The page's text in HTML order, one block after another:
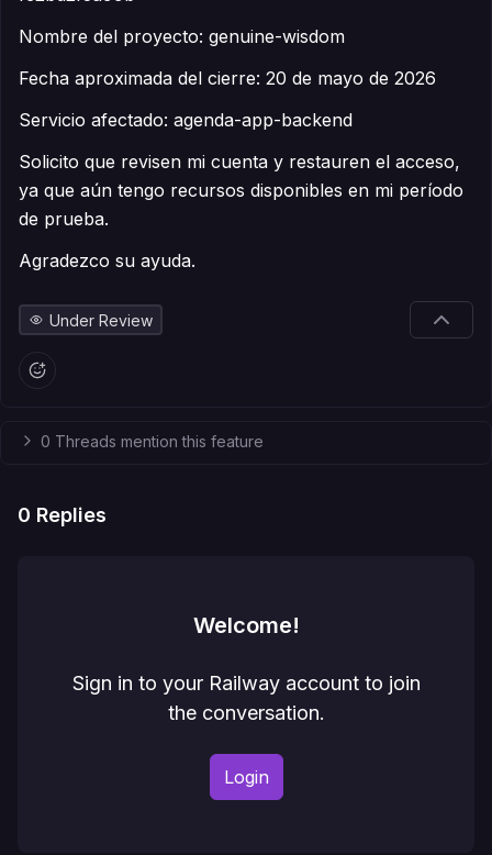
Nombre del proyecto: genuine-wisdom
Fecha aproximada del cierre: 20 de mayo de 2026
Servicio afectado: agenda-app-backend
Solicito que revisen mi cuenta y restauren el acceso,
ya que aún tengo recursos disponibles en mi período
de prueba.
Agradezco su ayuda.
Under Review
0 Threads mention this feature
0 Replies
Welcome!
Sign in to your Railway account to join
the conversation.
Login